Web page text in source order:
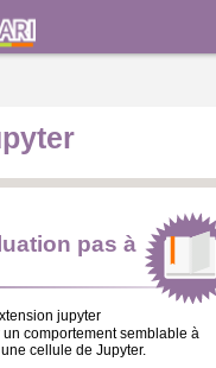
pas à
jupyter
comportement semblable à
cellule de Jupyter.